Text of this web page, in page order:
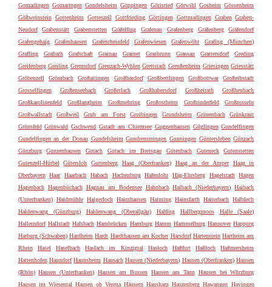
Gomadingen Gomaringen Gondelsheim Göppingen Görisried Görwihl Gosheim Gössenheim
Gößweinstein Gottenheim Gotteszell Gottfrieding Göttingen Gottmadingen Graben Graben-
Neudorf
Grabenstätt Grabenstetten Gräfelfing Grafenau Grafenberg Gräfenberg
Gräfendorf
Grafengehaig
Grafenhausen Grafenrheinfeld Grafenwiesen Grafenwöhr
Grafing (München)
Grafling
Grafrath Grafschaft Grainau Grainet Grasbrunn Grassau Grattersdorf
Greding
Greifenberg Greiling Gremsdorf Grenzach-Wyhlen Grettstadt Greußenheim Griesingen Griesstätt
Gröbenzell
Grömbach Großaitingen Großbardorf Großbettlingen Großbottwar
Großeibstadt
Grosselfingen
Großenseebach Großerlach Großhabersdorf Großheirath
Großheubach
Großkarolinenfeld
Großlangheim Großmehring Großostheim Großrinderfeld
Großrosseln
Großwallstadt
Großweil Grub am Forst Gruibingen Grundsheim Grünenbach
Grünkraut
Grünsfeld Grünwald Gschwend Gstadt am Chiemsee Guggenhausen Güglingen Gundelfingen
Gundelfingen an der Donau Gundelsheim Gundremmingen Gunningen Güntersleben Günzach
Günzburg
Gunzenhausen Gutach Gutach im Breisgau Gütenbach Guteneck
Gutenstetten
Gutenzell-Hürbel
Gütersloh Guttenberg Haag (Oberfranken) Haag an der Amper
Haag in
Oberbayern
Haar Haarbach Habach Hachenburg Hafenlohr Häg-Ehrsberg Hagelstadt
Hagen
Hagenbach Hagenbüchach Hagnau am Bodensee Hahnbach Haibach (Niederbayern) Haibach
(Unterfranken) Haidmühle Haigerloch Haimhausen Haiming Hainsfarth Haiterbach Halblech
Haldenwang (Günzburg)
Haldenwang (Oberallgäu) Halfing Hallbergmoos
Halle (Saale)
Hallerndorf Hallstadt Halsbach Hambrücken Hamburg Hamm Hammelburg Hannover Happurg
Harburg (Schwaben) Hardheim Hardt Hardthausen am Kocher Harsdorf Hartenstein Hartheim am
Rhein
Hasel Haselbach Haslach im Kinzigtal Hasloch Haßfurt Haßloch
Haßmersheim
Hattenhofen Haundorf Haunsheim Hausach Hausen (Niederbayern) Hausen (Oberfranken) Hausen
(Rhön) Hausen (Unterfranken) Hausen am Bussen Hausen am Tann Hausen bei Würzburg
Hausen im Wiesental Hausen ob Verena Häusern Hausham Hauzenberg Hawangen Hayingen